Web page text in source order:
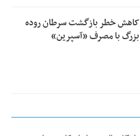
کاهش خطر بازگشت سرطان روده
بزرگ با مصرف «آسپرین»